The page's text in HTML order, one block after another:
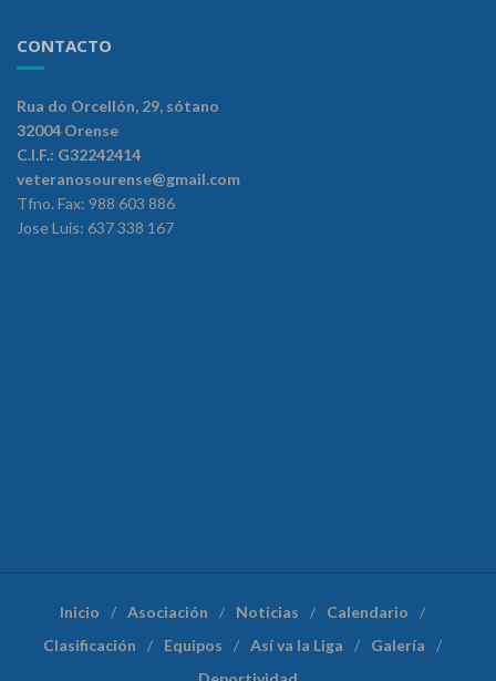
CONTACTO
Rua do Orcellón, 29, sótano
32004 Orense
C.I.F.: G32242414
veteranosourense@gmail.com
Tfno. Fax: 988 603 886
Jose Luis: 637 338 167
Inicio Asociación Noticias
Calendario
Clasificación
Equipos Así va la Liga
Galería